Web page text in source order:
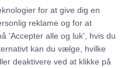
for at give dig en
reklame og for at
'Accepter alle og luk', hvis du
kan du vælge, hvilke
deaktivere ved at klikke på